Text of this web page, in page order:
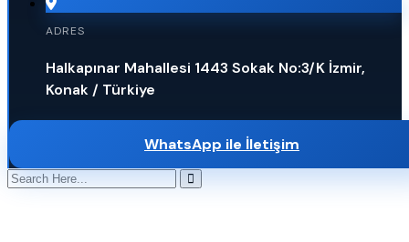
ADRES
Halkapınar Mahallesi 1443 Sokak No:3/K İzmir,
Konak / Türkiye
WhatsApp ile İletişim